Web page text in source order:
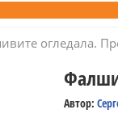
огледала.
Автор: